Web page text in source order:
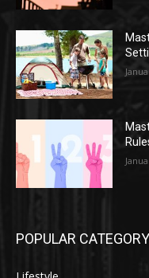
POPULAR CATEGORY